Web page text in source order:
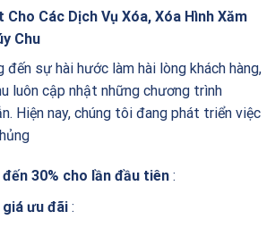
Các Dịch Vụ Xóa, Xóa Hình Xăm
Chu
đến sự hài hước làm hài lòng khách hàng,
luôn cập nhật những chương trình
Hiện nay, chúng tôi đang phát triển việc
30% cho lần đầu tiên:
giá ưu đãi: